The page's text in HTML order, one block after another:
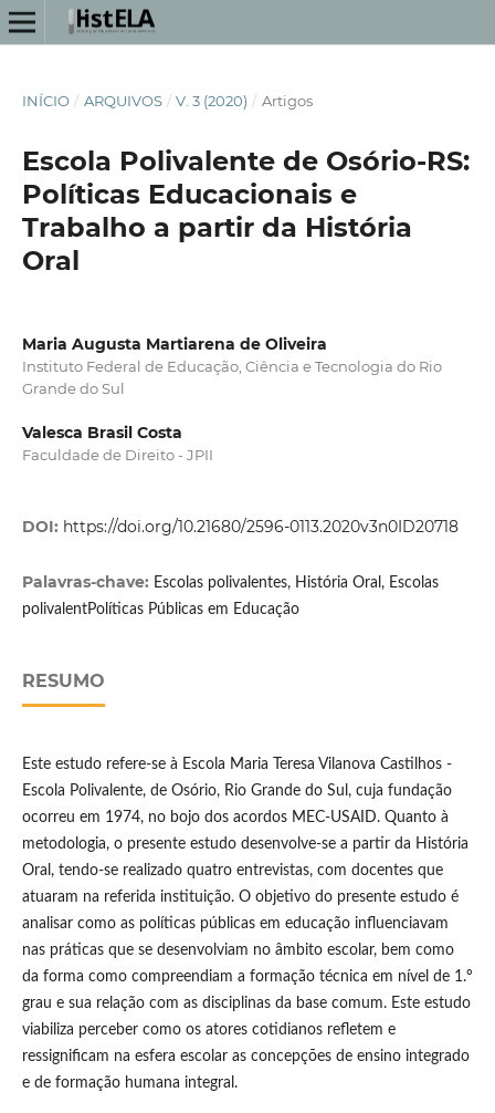
INÍCIO / ARQUIVOS / V. 3 (2020) / Artigos
Escola Polivalente de Osório-RS:
Políticas Educacionais e
Trabalho a partir da História
Oral
Maria Augusta Martiarena de Oliveira
Instituto Federal de Educação, Ciência e Tecnologia do Rio
Grande do Sul
Valesca Brasil Costa
Faculdade de Direito - JPII
DOI: https://doi.org/10.21680/2596-0113.2020v3n0ID20718
Palavras-chave: Escolas polivalentes, História Oral, Escolas
polivalentPolíticas Públicas em Educação
RESUMO
Este estudo refere-se à Escola Maria Teresa Vilanova Castilhos -
Escola Polivalente, de Osório, Rio Grande do Sul, cuja fundação
ocorreu em 1974, no bojo dos acordos MEC-USAID. Quanto à
metodologia, o presente estudo desenvolve-se a partir da História
Oral, tendo-se realizado quatro entrevistas, com docentes que
atuaram na referida instituição. O objetivo do presente estudo é
analisar como as políticas públicas em educação influenciavam
nas práticas que se desenvolviam no âmbito escolar, bem como
da forma como compreendiam a formação técnica em nível de 1.º
grau e sua relação com as disciplinas da base comum. Este estudo
viabiliza perceber como os atores cotidianos refletem e
ressignificam na esfera escolar as concepções de ensino integrado
e de formação humana integral.